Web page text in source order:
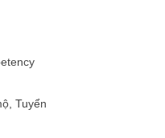
Tuyển